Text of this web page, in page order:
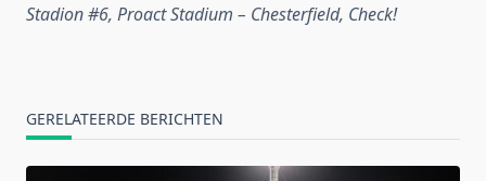
Stadion #6, Proact Stadium – Chesterfield, Check!
GERELATEERDE BERICHTEN